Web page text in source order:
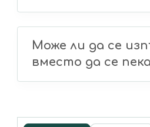
Може ли да се
вместо да се